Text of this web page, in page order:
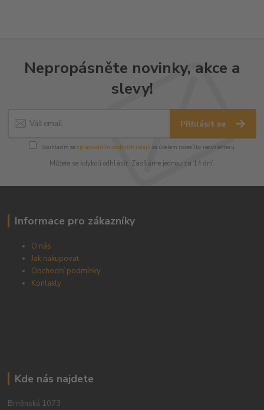
Nepropásněte novinky, akce a
slevy!
Přihlásit se
Souhlasím se zpracováním osobních údajůza účelem rozesílky newsletteru.
Můžete se kdykoli odhlásit. Zasíláme jednou za 14 dní.
Informace pro zákazníky
O nás
Jak nakupovat
Obchodní podmínky
Kontakty
Kde nás najdete
Brněnská 1073